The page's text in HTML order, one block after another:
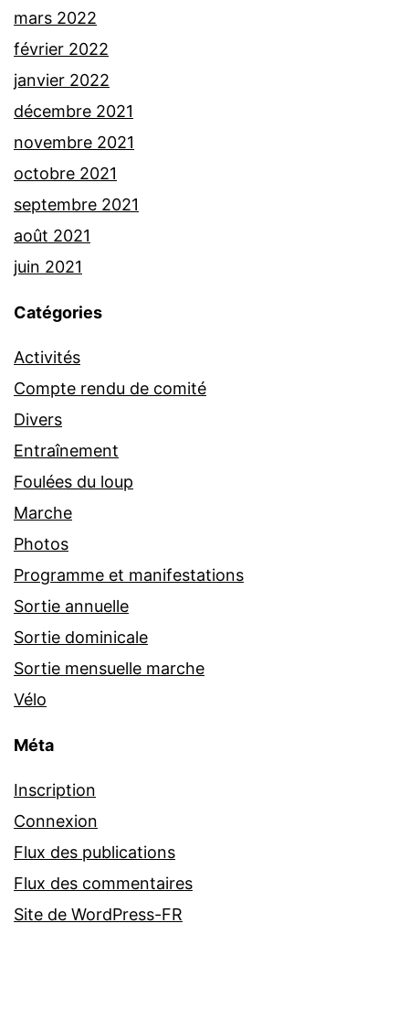
mars 2022
février 2022
janvier 2022
décembre 2021
novembre 2021
octobre 2021
septembre 2021
août 2021
juin 2021
Catégories
Activités
Compte rendu de comité
Divers
Entraînement
Foulées du loup
Marche
Photos
Programme et manifestations
Sortie annuelle
Sortie dominicale
Sortie mensuelle marche
Vélo
Méta
Inscription
Connexion
Flux des publications
Flux des commentaires
Site de WordPress-FR